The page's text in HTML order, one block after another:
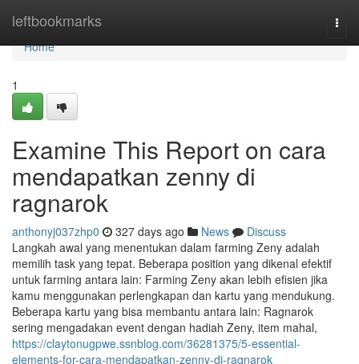
leftbookmarks
Home
Home
1
Examine This Report on cara
mendapatkan zenny di
ragnarok
anthonyj037zhp0 327 days ago News
Discuss
Langkah awal yang menentukan dalam farming Zeny adalah
memilih task yang tepat. Beberapa position yang dikenal efektif
untuk farming antara lain: Farming Zeny akan lebih efisien jika
kamu menggunakan perlengkapan dan kartu yang mendukung.
Beberapa kartu yang bisa membantu antara lain: Ragnarok
sering mengadakan event dengan hadiah Zeny, item mahal,
https://claytonugpwe.ssnblog.com/36281375/5-essential-
elements-for-cara-mendapatkan-zenny-di-ragnarok